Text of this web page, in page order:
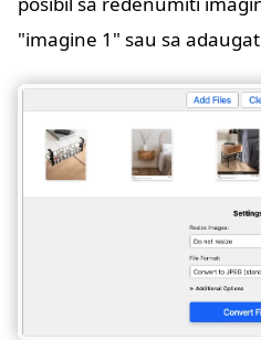
"imagine 1" sau sa